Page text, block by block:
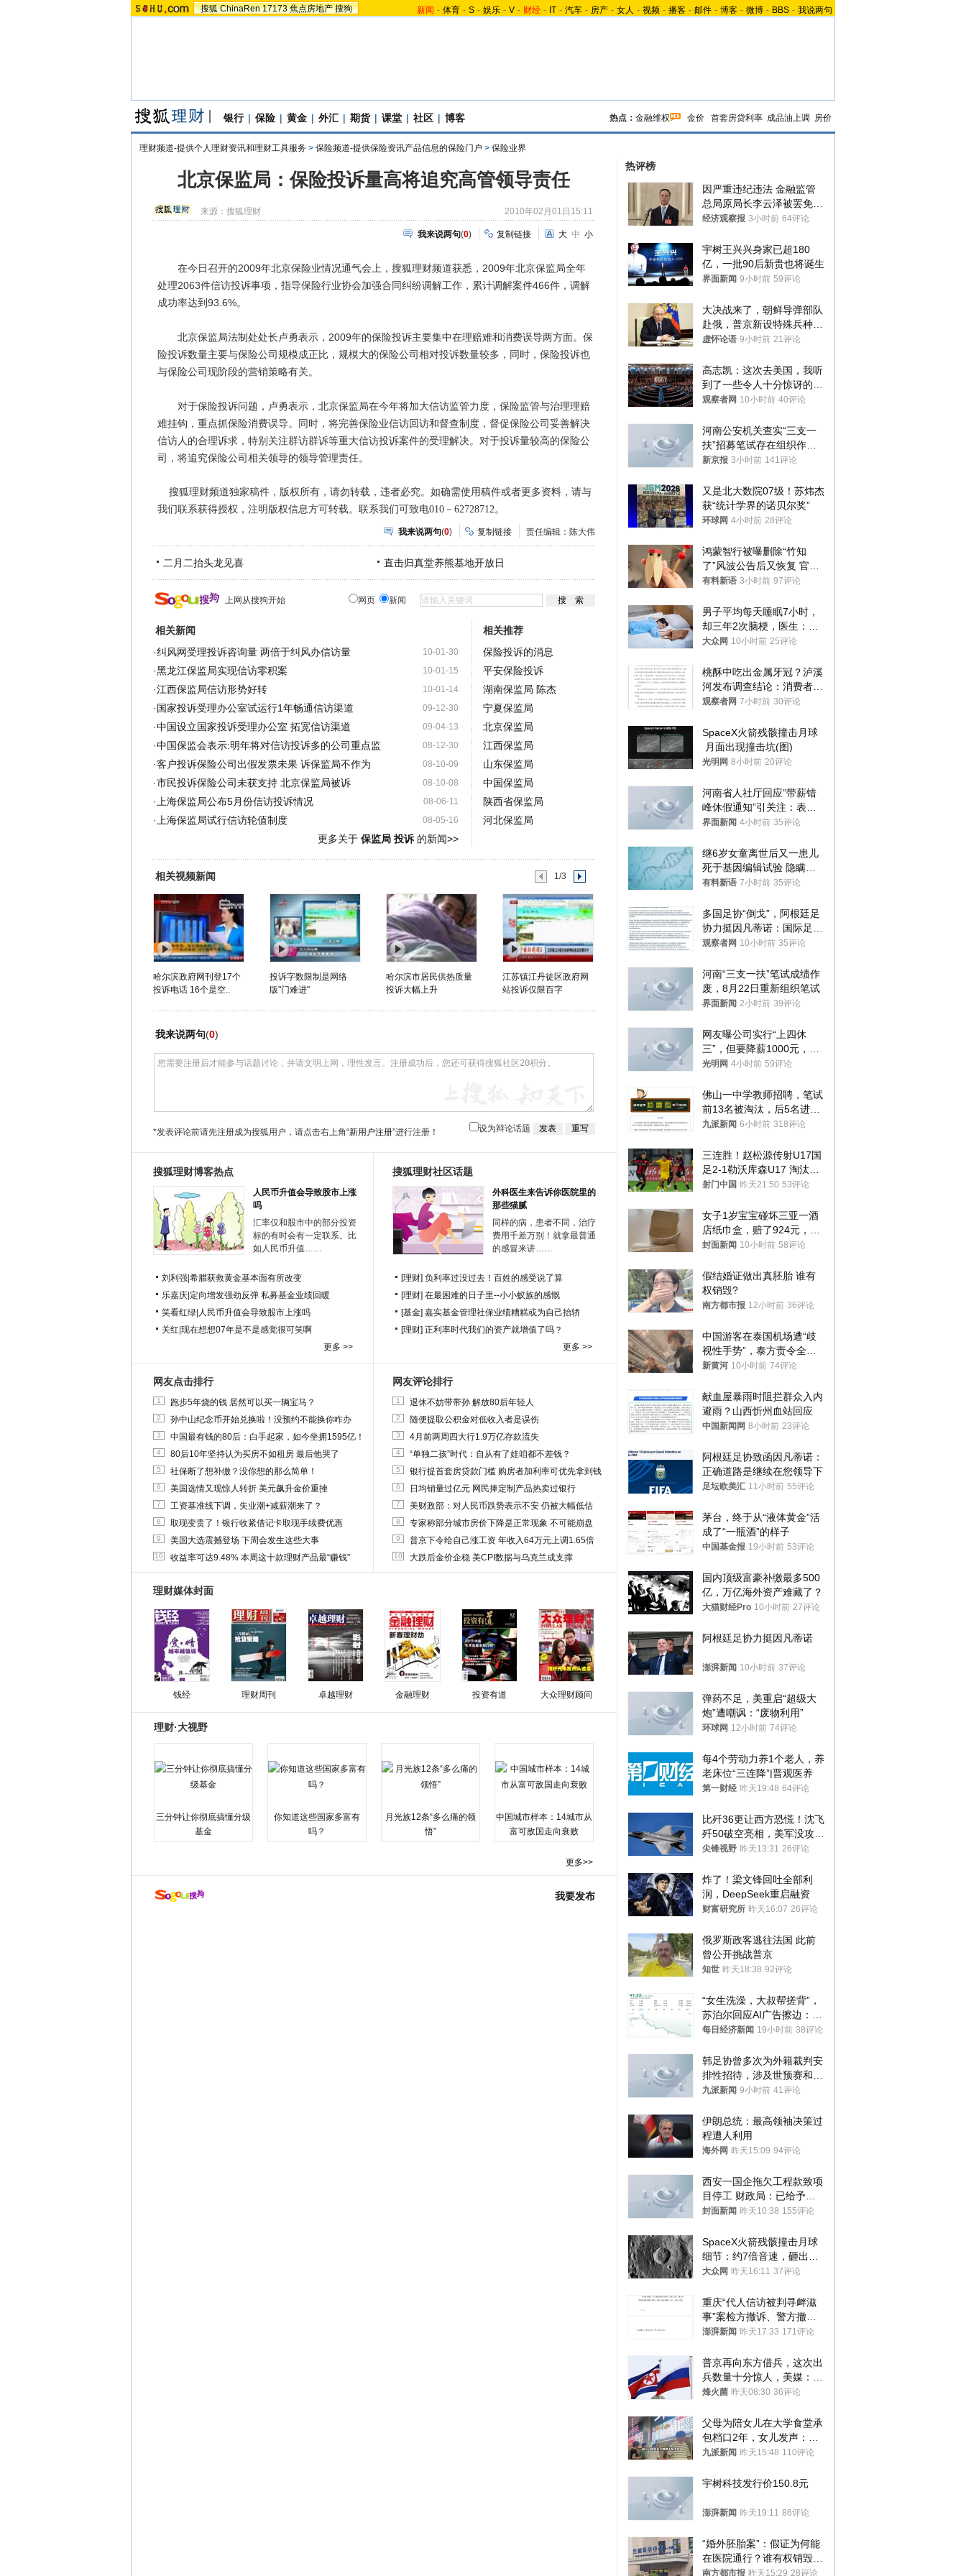
搜狐 ChinaRen 17173 焦点房地产 搜狗 新闻 - 体育 - S - 娱乐 - V - 财经 - IT - 汽车 - 房产 - 女人 - 视频 - 播客 - 邮件 - 博客 - 微博 - BBS - 我说两句
银行 | 保险 | 黄金 | 外汇 | 期货 | 课堂 | 社区 | 博客 热点： 金融维权 金价 首套房贷利率 成品油上调 房价
理财频道-提供个人理财资讯和理财工具服务 > 保险频道-提供保险资讯产品信息的保险门户 > 保险业界
北京保监局：保险投诉量高将追究高管领导责任
来源： 搜狐理财 2010年02月01日15:11
我来说两句(0) 复制链接 大 中 小
在今日召开的2009年北京保险业情况通气会上，搜狐理财频道获悉，2009年北京保监局全年
处理2063件信访投诉事项，指导保险行业协会加强合同纠纷调解工作，累计调解案件466件，调解
成功率达到93.6%。
北京保监局法制处处长卢勇表示，2009年的保险投诉主要集中在理赔难和消费误导两方面。保
险投诉数量主要与保险公司规模成正比，规模大的保险公司相对投诉数量较多，同时，保险投诉也
与保险公司现阶段的营销策略有关。
对于保险投诉问题，卢勇表示，北京保监局在今年将加大信访监管力度，保险监管与治理理赔
难挂钩，重点抓保险消费误导。同时，将完善保险业信访回访和督查制度，督促保险公司妥善解决
信访人的合理诉求，特别关注群访群诉等重大信访投诉案件的受理解决。对于投诉量较高的保险公
司，将追究保险公司相关领导的领导管理责任。
搜狐理财频道独家稿件，版权所有，请勿转载，违者必究。如确需使用稿件或者更多资料，请与
我们联系获得授权，注明版权信息方可转载。联系我们可致电010－62728712。
我来说两句(0) 复制链接 责任编辑：陈大伟
二月二抬头龙见喜 直击归真堂养熊基地开放日
上网从搜狗开始 网页 新闻
相关新闻
10-01-30
·纠风网受理投诉咨询量 两倍于纠风办信访量
10-01-15
·黑龙江保监局实现信访零积案
10-01-14
·江西保监局信访形势好转
09-12-30
· 国家投诉受理办公室试运行1年畅通信访渠道
09-04-13
·中国设立国家投诉受理办公室 拓宽信访渠道
08-12-30
·中国保监会表示:明年将对信访投诉多的公司重点监
08-10-09
·客户投诉保险公司出假发票未果 诉保监局不作为
08-10-08
·市民投诉保险公司未获支持 北京保监局被诉
08-06-11
· 上海保监局公布5月份信访投诉情况
08-05-16
· 上海保监局试行信访轮值制度
更多关于 保监局 投诉的新闻>>
相关推荐
保险投诉的消息
平安保险投诉
湖南保监局 陈杰
宁夏保监局
北京保监局
江西保监局
山东保监局
中国保监局
陕西省保监局
河北保监局
相关视频新闻 1/3
哈尔滨政府网刊登17个
投诉电话 16个是空..
投诉字数限制是网络
版"门难进"
哈尔滨市居民供热质量
投诉大幅上升
江苏镇江丹徒区政府网
站投诉仅限百字
我来说两句(0)
*发表评论前请先注册成为搜狐用户，请点击右上角“新用户注册”进行注册！ 设为辩论话题
搜狐理财博客热点
人民币升值会导致股市上涨
吗
汇率仅和股市中的部分投资
标的有时会有一定联系。比
如人民币升值……
刘利强 希腊获救黄金基本面有所改变
乐嘉庆 定向增发强劲反弹 私募基金业绩回暖
笑看红绿 人民币升值会导致股市上涨吗
关红 现在想想07年是不是感觉很可笑啊
更多 >>
搜狐理财社区话题
外科医生来告诉你医院里的
那些猫腻
同样的病，患者不同，治疗
费用千差万别！就拿最普通
的感冒来讲……
[理财] 负利率过没过去！百姓的感受说了算
[理财] 在最困难的日子里--小小蚁族的感慨
[基金] 嘉实基金管理社保业绩糟糕或为自己抬轿
[理财] 正利率时代我们的资产就增值了吗？
更多 >>
网友点击排行
1 跑步5年烧的钱 居然可以买一辆宝马？
2 孙中山纪念币开始兑换啦！没预约不能换你咋办
3 中国最有钱的80后：白手起家，如今坐拥1595亿！
4 80后10年坚持认为买房不如租房 最后他哭了
5 社保断了想补缴？没你想的那么简单！
6 美国选情又现惊人转折 美元飙升金价重挫
7 工资基准线下调，失业潮+减薪潮来了？
8 取现变贵了！银行收紧借记卡取现手续费优惠
9 美国大选震撼登场 下周会发生这些大事
10 收益率可达9.48% 本周这十款理财产品最“赚钱”
网友评论排行
1 退休不妨带带孙 解放80后年轻人
2 随便提取公积金对低收入者是误伤
3 4月前两周四大行1.9万亿存款流失
4 “单独二孩”时代：自从有了娃咱都不差钱？
5 银行提首套房贷款门槛 购房者加利率可优先拿到钱
6 日均销量过亿元 网民捧定制产品热卖过银行
7 美财政部：对人民币跌势表示不安 仍被大幅低估
8 专家称部分城市房价下降是正常现象 不可能崩盘
9 普京下令给自己涨工资 年收入64万元上调1.65倍
10 大跌后金价企稳 美CPI数据与乌克兰成支撑
理财媒体封面
钱经 理财周刊 卓越理财 金融理财 投资有道 大众理财顾问
理财·大视野
三分钟让你彻底搞懂分级
基金
你知道这些国家多富有
吗？
月光族12条“多么痛的领
悟”
中国城市样本：14城市从
富可敌国走向衰败
更多>>
我要发布
热评榜
因严重违纪违法 金融监管
总局原局长李云泽被罢免全
国人大代表
经济观察报 3小时前 64评论
宇树王兴兴身家已超180
亿，一批90后新贵也将诞生
界面新闻 9小时前 59评论
大决战来了，朝鲜导弹部队
赴俄，普京新设特殊兵种，
76岁老将扛旗
虚怀论语 9小时前 21评论
高志凯：这次去美国，我听
到了一些令人十分惊讶的消
息
观察者网 10小时前 40评论
河南公安机关查实“三支一
扶”招募笔试存在组织作弊
犯罪行为
新京报 3小时前 141评论
又是北大数院07级！苏炜杰
获“统计学界的诺贝尔奖”
环球网 4小时前 28评论
鸿蒙智行被曝删除“竹知
了”风波公告后又恢复 官媒
曾力挺：劝华为要大度的，
有料新语 3小时前 97评论
男子平均每天睡眠7小时，
却三年2次脑梗，医生：这
样睡觉更伤身
大众网 10小时前 25评论
桃酥中吃出金属牙冠？泸溪
河发布调查结论：消费者已
澄清，所发视频情况不属实
观察者网 7小时前 30评论
SpaceX火箭残骸撞击月球
月面出现撞击坑(图)
光明网 8小时前 20评论
河南省人社厅回应“带薪错
峰休假通知”引关注：表述
不够准确，待修改后印发
界面新闻 4小时前 35评论
继6岁女童离世后又一患儿
死于基因编辑试验 隐瞒一
年才对外披露
有料新语 7小时前 35评论
多国足协“倒戈”，阿根廷足
协力挺因凡蒂诺：国际足联
今后应继续在其领导下前行
观察者网 10小时前 35评论
河南“三支一扶”笔试成绩作
废，8月22日重新组织笔试
界面新闻 2小时前 39评论
网友曝公司实行“上四休
三”，但要降薪1000元，不
接受只能辞职
光明网 4小时前 59评论
佛山一中学教师招聘，笔试
前13名被淘汰，后5名进体
检，被疑萝卜岗，官方通
九派新闻 6小时前 318评论
三连胜！赵松源传射U17国
足2-1勒沃库森U17 淘汰赛
将战河床
射门中国 昨天21:50 53评论
女子1岁宝宝碰坏三亚一酒
店纸巾盒，赔了924元，发
帖吐槽后酒店退还一半的
封面新闻 10小时前 58评论
假结婚证做出真胚胎 谁有
权销毁?
南方都市报 12小时前 36评论
中国游客在泰国机场遭“歧
视性手势”，泰方责令全面
调查，对责任人采取最严厉
新黄河 10小时前 74评论
献血屋暴雨时阻拦群众入内
避雨？山西忻州血站回应
中国新闻网 8小时前 23评论
阿根廷足协致函因凡蒂诺：
正确道路是继续在您领导下
足坛欧美汇 11小时前 55评论
茅台，终于从“液体黄金”活
成了“一瓶酒”的样子
中国基金报 19小时前 53评论
国内顶级富豪补缴最多500
亿，万亿海外资产难藏了？
大猫财经Pro 10小时前 27评论
阿根廷足协力挺因凡蒂诺
澎湃新闻 10小时前 37评论
弹药不足，美重启“超级大
炮”遭嘲讽：“废物利用”
环球网 12小时前 74评论
每4个劳动力养1个老人，养
老床位“三连降”|晋观医养
第一财经 昨天19:48 64评论
比歼36更让西方恐慌！沈飞
歼50破空亮相，美军没攻克
的技术被拿下
尖锋视野 昨天13:31 26评论
炸了！梁文锋回吐全部利
润，DeepSeek重启融资
财富研究所 昨天16:07 26评论
俄罗斯政客逃往法国 此前
曾公开挑战普京
知世 昨天18:38 92评论
“女生洗澡，大叔帮搓背”，
苏泊尔回应AI广告擦边：视
频全下架，已强化内容管理
每日经济新闻 19小时前 38评论
韩足协曾多次为外籍裁判安
排性招待，涉及世预赛和奥
预赛，韩足协回应
九派新闻 9小时前 41评论
伊朗总统：最高领袖决策过
程遭人利用
海外网 昨天15:09 94评论
西安一国企拖欠工程款致项
目停工 财政局：已给予处
分，正督促整改
封面新闻 昨天10:38 155评论
SpaceX火箭残骸撞击月球
细节：约7倍音速，砸出直
径约30米撞击坑
大众网 昨天16:11 37评论
重庆“代人信访被判寻衅滋
事”案检方撤诉、警方撤
案，两被告人获国赔
澎湃新闻 昨天17:33 171评论
普京再向东方借兵，这次出
兵数量十分惊人，美媒：俄
朝要动真格？
烽火菌 昨天08:30 36评论
父母为陪女儿在大学食堂承
包档口2年，女儿发声：初
衷是为了陪伴，毕业后将不
九派新闻 昨天15:48 110评论
宇树科技发行价150.8元
澎湃新闻 昨天19:11 86评论
“婚外胚胎案”：假证为何能
在医院通行？谁有权销毁胚
胎？
南方都市报 昨天15:29 28评论